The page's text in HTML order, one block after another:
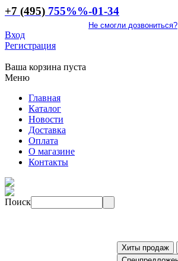
+7 (495) 755%%-01-34
Не смогли дозвониться?
Вход
Регистрация
Ваша корзина пуста
Меню
Главная
Каталог
Новости
Доставка
Оплата
О магазине
Контакты
Поиск